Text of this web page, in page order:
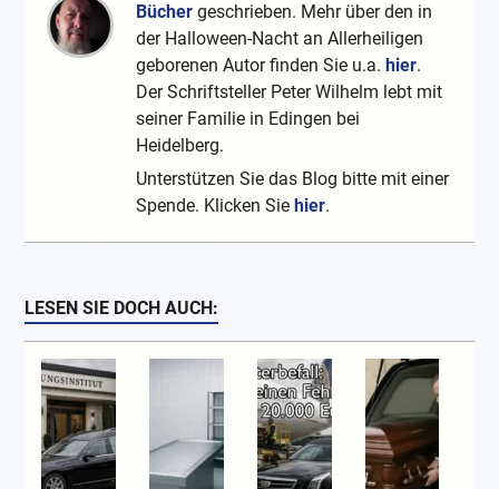
Bücher geschrieben. Mehr über den in
der Halloween-Nacht an Allerheiligen
geborenen Autor finden Sie u.a. hier.
Der Schriftsteller Peter Wilhelm lebt mit
seiner Familie in Edingen bei
Heidelberg.
Unterstützen Sie das Blog bitte mit einer
Spende. Klicken Sie hier.
LESEN SIE DOCH AUCH: